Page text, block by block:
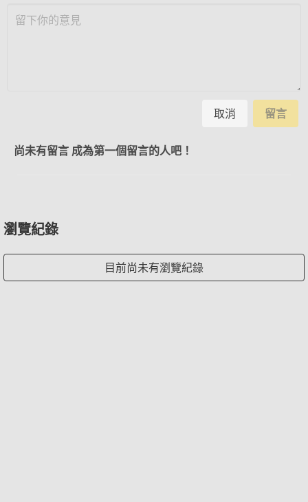
取消 留言
尚未有留言 成為第一個留言的人吧！
瀏覽紀錄
目前尚未有瀏覽紀錄